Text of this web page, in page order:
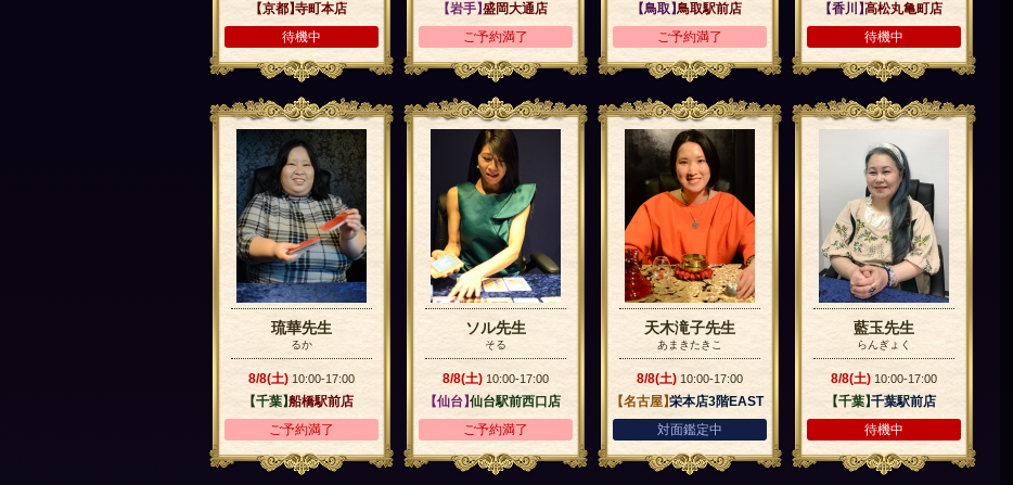
【京都】寺町本店
待機中
【岩手】盛岡大通店
ご予約満了
【鳥取】鳥取駅前店
ご予約満了
【香川】高松丸亀町店
待機中
琉華先生
るか
8/8(土) 10:00-17:00
【千葉】船橋駅前店
ご予約満了
ソル先生
そる
8/8(土) 10:00-17:00
【仙台】仙台駅前西口店
ご予約満了
天木滝子先生
あまきたきこ
8/8(土) 10:00-17:00
【名古屋】栄本店3階EAST
対面鑑定中
藍玉先生
らんぎょく
8/8(土) 10:00-17:00
【千葉】千葉駅前店
待機中